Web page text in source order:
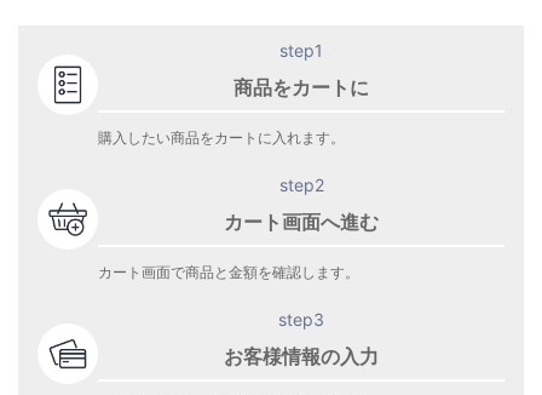
step1
商品をカートに
購入したい商品をカートに入れます。
step2
カート画面へ進む
カート画面で商品と金額を確認します。
step3
お客様情報の入力